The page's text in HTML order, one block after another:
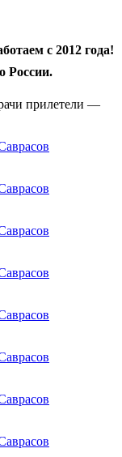
с 2012 года!
России.
прилетели —